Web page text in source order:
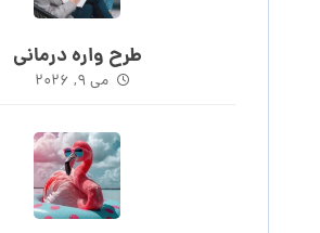
طرح واره درمانی
می ۹, ۲۰۲۶